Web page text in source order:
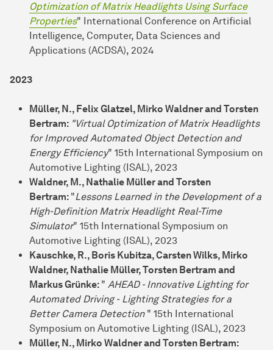
Optimization of Matrix Headlights Using Surface
Properties" International Conference on Artificial
Intelligence, Computer, Data Sciences and
Applications (ACDSA), 2024
2023
Müller, N., Felix Glatzel, Mirko Waldner and Torsten
Bertram: "Virtual Optimization of Matrix Headlights
for Improved Automated Object Detection and
Energy Efficiency" 15th International Symposium on
Automotive Lighting (ISAL), 2023
Waldner, M., Nathalie Müller and Torsten
Bertram: "Lessons Learned in the Development of a
High-Definition Matrix Headlight Real-Time
Simulator" 15th International Symposium on
Automotive Lighting (ISAL), 2023
Kauschke, R., Boris Kubitza, Carsten Wilks, Mirko
Waldner, Nathalie Müller, Torsten Bertram and
Markus Grünke: " AHEAD - Innovative Lighting for
Automated Driving - Lighting Strategies for a
Better Camera Detection " 15th International
Symposium on Automotive Lighting (ISAL), 2023
Müller, N., Mirko Waldner and Torsten Bertram: